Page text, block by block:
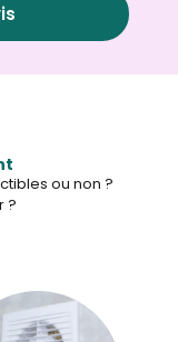
ou non ?
?